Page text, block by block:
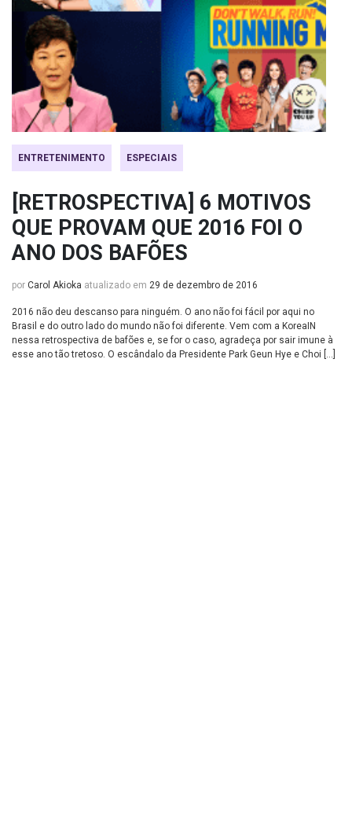
ENTRETENIMENTO ESPECIAIS
[RETROSPECTIVA] 6 MOTIVOS
QUE PROVAM QUE 2016 FOI O
ANO DOS BAFÕES
por Carol Akioka atualizado em 29 de dezembro de 2016
2016 não deu descanso para ninguém. O ano não foi fácil por aqui no
Brasil e do outro lado do mundo não foi diferente. Vem com a KoreaIN
nessa retrospectiva de bafões e, se for o caso, agradeça por sair imune à
esse ano tão tretoso. O escândalo da Presidente Park Geun Hye e Choi […]